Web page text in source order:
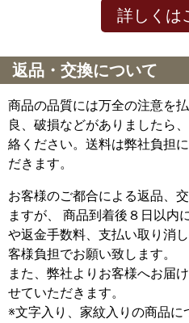
詳しくは
返品・交換について
商品の品質には万全の注意を
良、破損などがありましたら
絡ください。送料は弊社負担
だきます。
お客様のご都合による返品、
ますが、
商品到着後８日以内
や返金手数料、支払い取り消
客様負担でお願い致します。
また、弊社よりお客様へお届
せていただきます。
※文字入り、家紋入りの商品